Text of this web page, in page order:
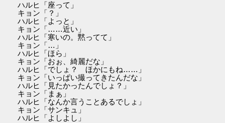
ハルヒ「座って」
キョン「？」
ハルヒ「よっと」
キョン「……近い」
ハルヒ「寒いの。黙ってて」
キョン「…」
ハルヒ「ほら」
キョン「おぉ、綺麗だな」
ハルヒ「でしょ？ ほかにもね……」
キョン「いっぱい撮ってきたんだな」
ハルヒ「見たかったんでしょ？」
キョン「まぁ」
ハルヒ「なんか言うことあるでしょ」
キョン「サンキュ」
ハルヒ「よしよし」